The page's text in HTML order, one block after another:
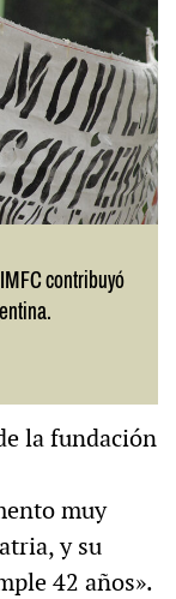
contribuyó
la fundación
muy
y su
42 años».